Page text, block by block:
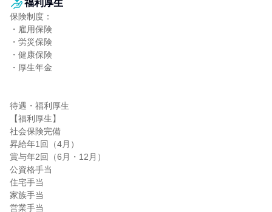
福利厚生
保険制度：
・雇用保険
・労災保険
・健康保険
・厚生年金
待遇・福利厚生
【福利厚生】
社会保険完備
昇給年1回（4月）
賞与年2回（6月・12月）
公資格手当
住宅手当
家族手当
営業手当